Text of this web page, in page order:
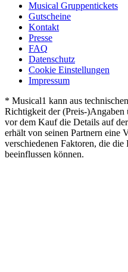
Musical Gruppentickets
Gutscheine
Kontakt
Presse
FAQ
Datenschutz
Cookie Einstellungen
Impressum
* Musical1 kann aus
Richtigkeit der (Preis-)Angaben
vor dem Kauf die Details auf
erhält von seinen Partnern eine
verschiedenen Faktoren, die die
beeinflussen können.